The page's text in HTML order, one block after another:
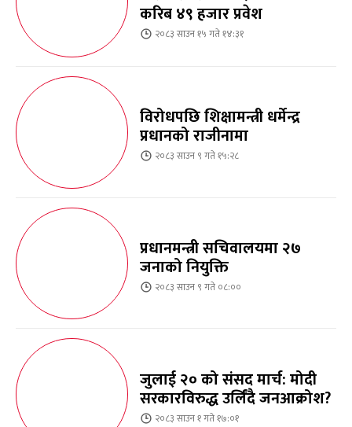
करिब ४९ हजार प्रवेश
२०८३ साउन १५ गते १४:३१
विरोधपछि शिक्षामन्त्री धर्मेन्द्र
प्रधानको राजीनामा
२०८३ साउन ९ गते १५:२८
प्रधानमन्त्री सचिवालयमा २७
जनाको नियुक्ति
२०८३ साउन ९ गते ०८:००
जुलाई २० को संसद मार्च: मोदी
सरकारविरुद्ध उर्लिंदै जनआक्रोश?
२०८३ साउन १ गते १७:०१